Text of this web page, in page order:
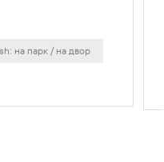
на парк / на двор